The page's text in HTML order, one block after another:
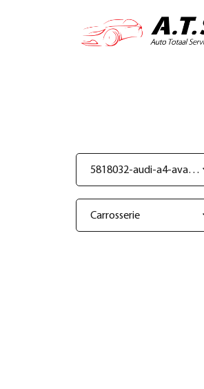
5818032-audi-a4-avant-35-tfsi-s-line-matrix-pano-dak-camera-trekhaak
Carrosserie